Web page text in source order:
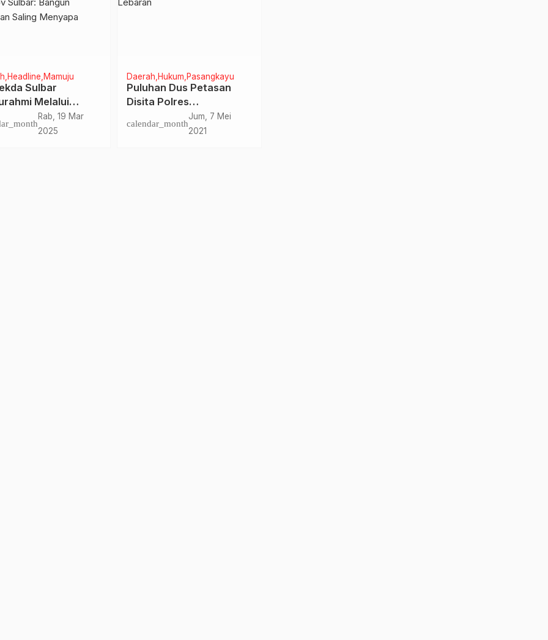
Headline Mamuju
Sulbar
Melalui
Pagi di Lingkup
Sulbar: Bangun
Rab, 19 Mar
2025
Daerah Hukum Pasangkayu
Puluhan Dus Petasan
Disita Polres
Pasangkayu Jelang
Lebaran
calendar_month
Jum, 7 Mei
2021